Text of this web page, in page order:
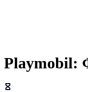
Playmobil: